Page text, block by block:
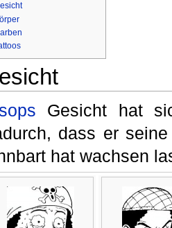
Gesicht hat
dass er
hat wachsen